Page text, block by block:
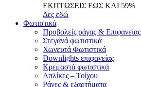
ΕΚΠΤΩΣΕΙΣ ΕΩΣ ΚΑΙ 59%
Δες εδώ
Φωτιστικά
Προβολείς ράγας & Επιφανείας
Στεγανά φωτιστικά
Χωνευτά Φωτιστικά
Downlights επιφανείας
Κρεμαστά φωτιστικά
Απλίκες – Τοίχου
Ράγες & εξαρτήματα